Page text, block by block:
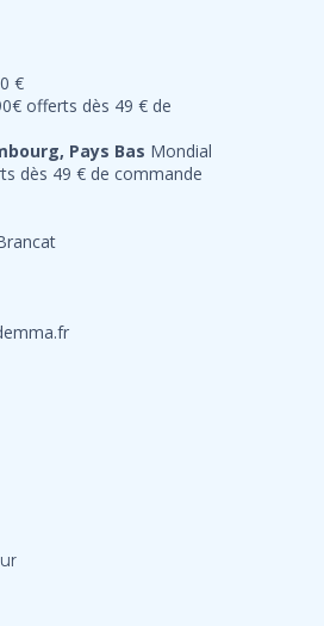
€
offerts dès 49 € de
Pays Bas Mondial
dès 49 € de commande